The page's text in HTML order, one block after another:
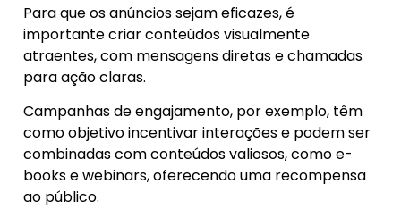
Para que os anúncios sejam eficazes, é
importante criar conteúdos visualmente
atraentes, com mensagens diretas e chamadas
para ação claras.
Campanhas de engajamento, por exemplo, têm
como objetivo incentivar interações e podem ser
combinadas com conteúdos valiosos, como e-
books e webinars, oferecendo uma recompensa
ao público.